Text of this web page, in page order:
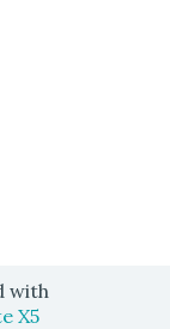
with
X5